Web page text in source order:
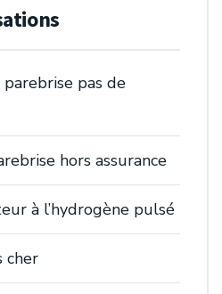
pas de
hors assurance
à l’hydrogène pulsé
cher